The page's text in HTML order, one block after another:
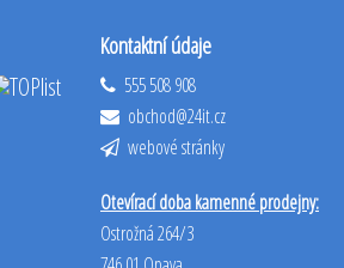
Kontaktní údaje
555 508 908
obchod@24it.cz
webové stránky
Otevírací doba kamenné prodejny:
Ostrožná 264/3